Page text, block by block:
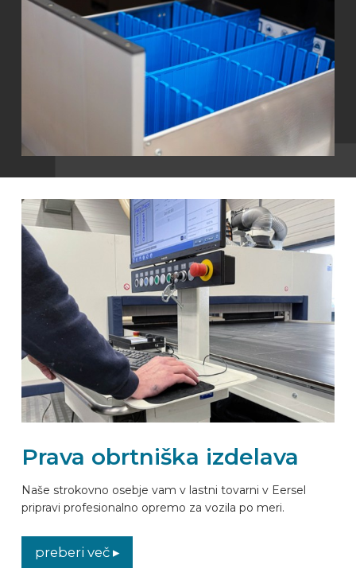
Prava obrtniška izdelava
Naše strokovno osebje vam v lastni tovarni v Eersel
pripravi profesionalno opremo za vozila po meri.
preberi več ▸